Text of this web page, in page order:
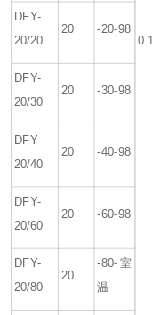
0.1
DFY-
20/20
20 -20-98
DFY-
20/30
20 -30-98
DFY-
20/40
20 -40-98
DFY-
20/60
20 -60-98
DFY-
20/80
20
-80-室
温